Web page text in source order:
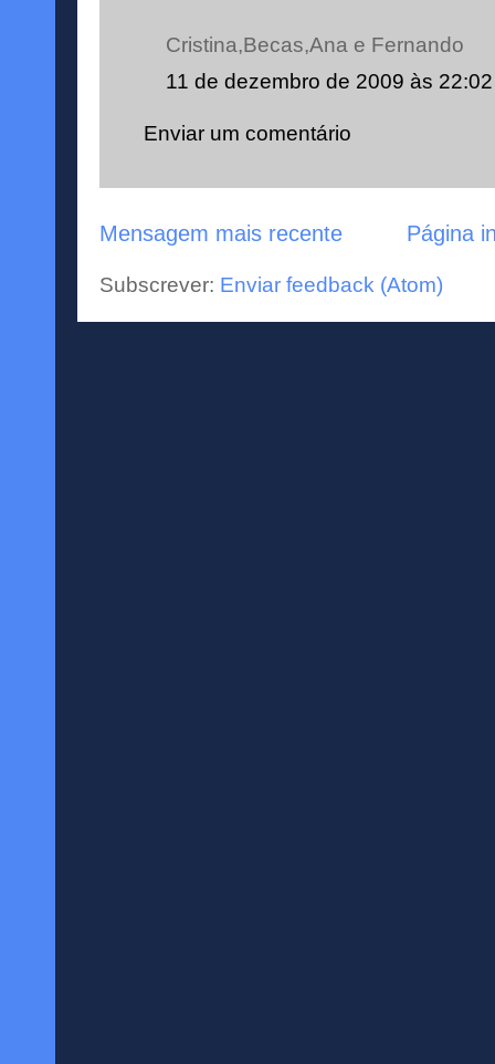
Cristina,Becas,Ana e Fernando
11 de dezembro de 2009 às 22:02
Enviar um comentário
Mensagem mais recente Página
Subscrever: Enviar feedback (Atom)